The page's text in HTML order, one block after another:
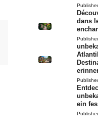
dans
ein